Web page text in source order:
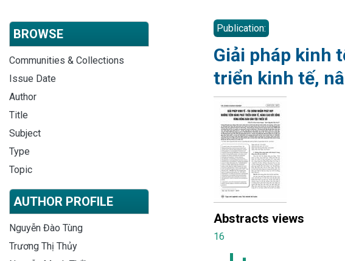
BROWSE
Communities & Collections
Issue Date
Author
Title
Subject
Type
Topic
AUTHOR PROFILE
Nguyễn Đào Tùng
Trương Thị Thủy
Publication:
Giải pháp kinh
triển kinh tế,
Abstracts views
16